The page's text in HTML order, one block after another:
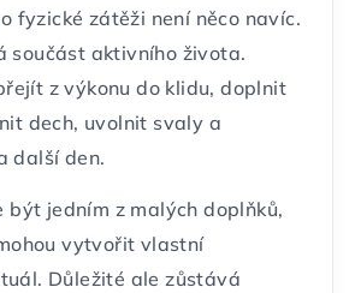
fyzické zátěži není něco navíc.
součást aktivního života.
z výkonu do klidu, doplnit
dech, uvolnit svaly a
další den.
být jedním z malých doplňků,
vytvořit vlastní
Důležité ale zůstává